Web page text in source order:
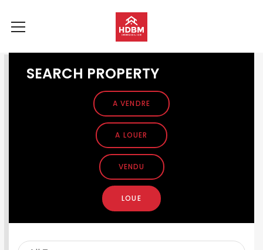
SEARCH PROPERTY
A VENDRE
A LOUER
VENDU
LOUE